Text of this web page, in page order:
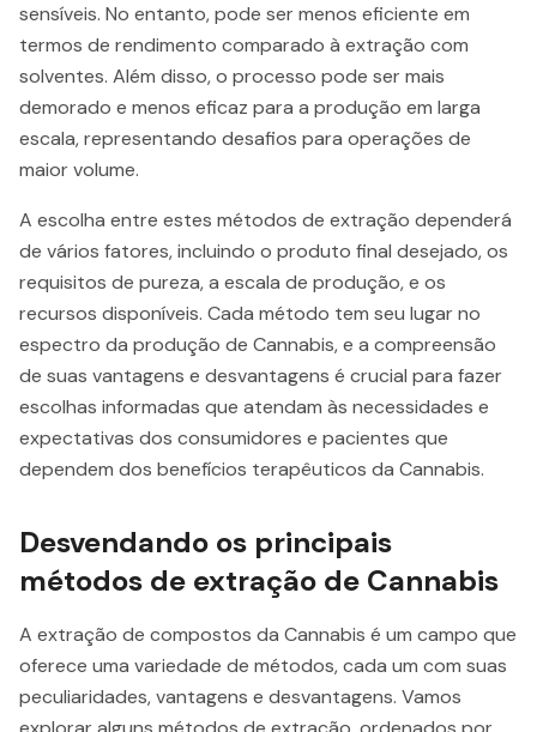
sensíveis. No entanto, pode ser menos eficiente em
termos de rendimento comparado à extração com
solventes. Além disso, o processo pode ser mais
demorado e menos eficaz para a produção em larga
escala, representando desafios para operações de
maior volume.
A escolha entre estes métodos de extração dependerá
de vários fatores, incluindo o produto final desejado, os
requisitos de pureza, a escala de produção, e os
recursos disponíveis. Cada método tem seu lugar no
espectro da produção de Cannabis, e a compreensão
de suas vantagens e desvantagens é crucial para fazer
escolhas informadas que atendam às necessidades e
expectativas dos consumidores e pacientes que
dependem dos benefícios terapêuticos da Cannabis.
Desvendando os principais
métodos de extração de Cannabis
A extração de compostos da Cannabis é um campo que
oferece uma variedade de métodos, cada um com suas
peculiaridades, vantagens e desvantagens. Vamos